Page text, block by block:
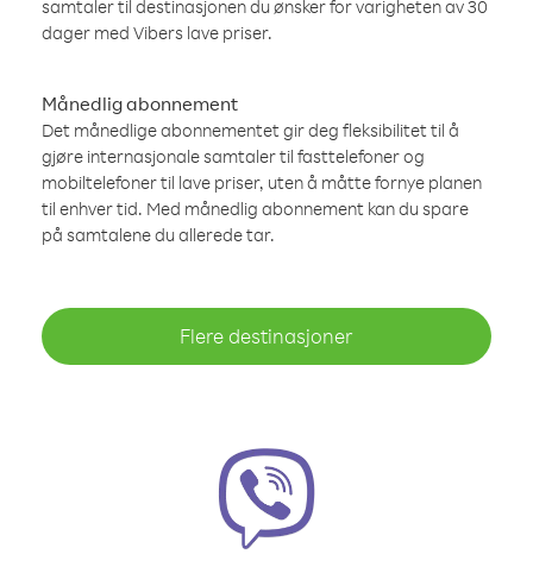
samtaler til destinasjonen du ønsker for varigheten av 30
dager med Vibers lave priser.
Månedlig abonnement
Det månedlige abonnementet gir deg fleksibilitet til å
gjøre internasjonale samtaler til fasttelefoner og
mobiltelefoner til lave priser, uten å måtte fornye planen
til enhver tid. Med månedlig abonnement kan du spare
på samtalene du allerede tar.
Flere destinasjoner